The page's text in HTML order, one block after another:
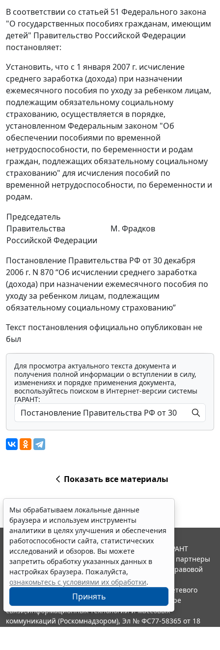
В соответствии со статьей 51 Федерального закона
"О государственных пособиях гражданам, имеющим
детей" Правительство Российской Федерации
постановляет:
Установить, что с 1 января 2007 г. исчисление
среднего заработка (дохода) при назначении
ежемесячного пособия по уходу за ребенком лицам,
подлежащим обязательному социальному
страхованию, осуществляется в порядке,
установленном Федеральным законом "Об
обеспечении пособиями по временной
нетрудоспособности, по беременности и родам
граждан, подлежащих обязательному социальному
страхованию" для исчисления пособий по
временной нетрудоспособности, по беременности и
родам.
Председатель
Правительства
Российской Федерации
М. Фрадков
Постановление Правительства РФ от 30 декабря
2006 г. N 870 “Об исчислении среднего заработка
(дохода) при назначении ежемесячного пособия по
уходу за ребенком лицам, подлежащим
обязательному социальному страхованию”
Текст постановления официально опубликован не
был
Для просмотра актуального текста документа и
получения полной информации о вступлении в силу,
изменениях и порядке применения документа,
воспользуйтесь поиском в Интернет-версии системы
ГАРАНТ:
Показать все материалы
Мы обрабатываем локальные данные
браузера и используем инструменты
аналитики в целях улучшения и обеспечения
работоспособности сайта, статистических
исследований и обзоров. Вы можете
запретить обработку указанных данных в
настройках браузера. Пожалуйста,
ознакомьтесь с условиями их обработки.
Принять
© ООО "НПП "ГАРАНТ-СЕРВИС", 2026. Система ГАРАНТ
выпускается с 1990 года. Компания "Гарант" и ее партнеры
являются участниками Российской ассоциации правовой
информации ГАРАНТ.
Портал ГАРАНТ.РУ зарегистрирован в качестве сетевого
издания Федеральной службой по надзору в сфере
связи,информационных технологий и массовых
коммуникаций (Роскомнадзором), Эл № ФС77-58365 от 18